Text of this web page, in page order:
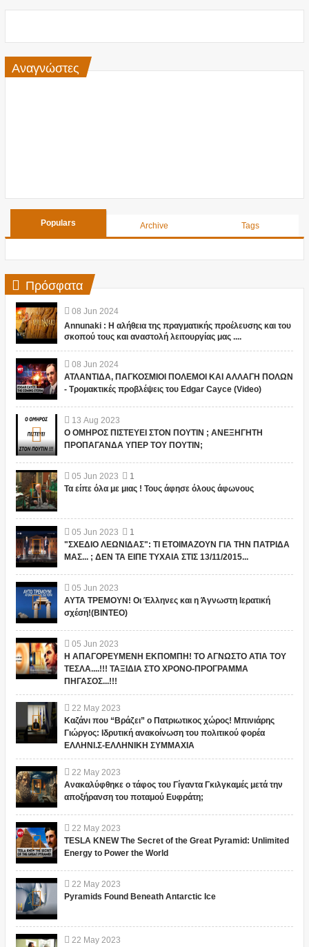
Αναγνώστες
Populars Archive Tags
Πρόσφατα
08 Jun 2024
Annunaki : Η αλήθεια της πραγματικής προέλευσης και του
σκοπού τους και αναστολή λειτουργίας μας ....
08 Jun 2024
ΑΤΛΑΝΤΙΔΑ, ΠΑΓΚΟΣΜΙΟΙ ΠΟΛΕΜΟΙ ΚΑΙ ΑΛΛΑΓΗ ΠΟΛΩΝ
- Τρομακτικές προβλέψεις του Edgar Cayce (Video)
13 Aug 2023
Ο ΟΜΗΡΟΣ ΠΙΣΤΕΥΕΙ ΣΤΟΝ ΠΟΥΤΙΝ ; ΑΝΕΞΗΓΗΤΗ
ΠΡΟΠΑΓΑΝΔΑ ΥΠΕΡ ΤΟΥ ΠΟΥΤΙΝ;
05 Jun 2023
1
Τα είπε όλα με μιας ! Τους άφησε όλους άφωνους
05 Jun 2023
1
"ΣΧΕΔΙΟ ΛΕΩΝΙΔΑΣ": ΤΙ ΕΤΟΙΜΑΖΟΥΝ ΓΙΑ ΤΗΝ ΠΑΤΡΙΔΑ
ΜΑΣ... ; ΔΕΝ ΤΑ ΕΙΠΕ ΤΥΧΑΙΑ ΣΤΙΣ 13/11/2015...
05 Jun 2023
ΑΥΤΑ ΤΡΕΜΟΥΝ! Οι Έλληνες και η Άγνωστη Ιερατική
σχέση!(ΒΙΝΤΕΟ)
05 Jun 2023
Η ΑΠΑΓΟΡΕΥΜΕΝΗ ΕΚΠΟΜΠΗ! ΤΟ ΑΓΝΩΣΤΟ ΑΤΙΑ ΤΟΥ
ΤΕΣΛΑ....!!! ΤΑΞΙΔΙΑ ΣΤΟ ΧΡΟΝΟ-ΠΡΟΓΡΑΜΜΑ
ΠΗΓΑΣΟΣ...!!!
22 May 2023
Καζάνι που “Βράζει” ο Πατριωτικος χώρος! Μπινιάρης
Γιώργος: Ιδρυτική ανακοίνωση του πολιτικού φορέα
ΕΛΛΗΝΙ.Σ-ΕΛΛΗΝΙΚΗ ΣΥΜΜΑΧΙΑ
22 May 2023
Ανακαλύφθηκε ο τάφος του Γίγαντα Γκιλγκαμές μετά την
αποξήρανση του ποταμού Ευφράτη;
22 May 2023
TESLA KNEW The Secret of the Great Pyramid: Unlimited
Energy to Power the World
22 May 2023
Pyramids Found Beneath Antarctic Ice
22 May 2023